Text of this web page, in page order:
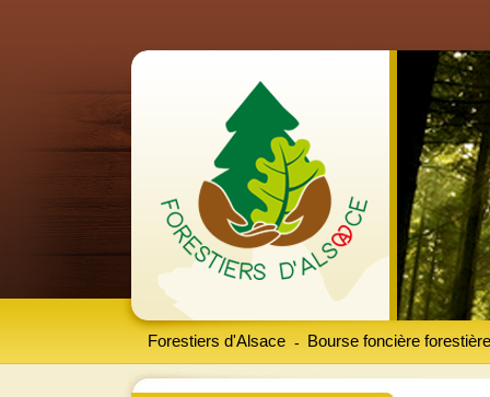
Forestiers d'Alsace Bourse foncière forestière
-